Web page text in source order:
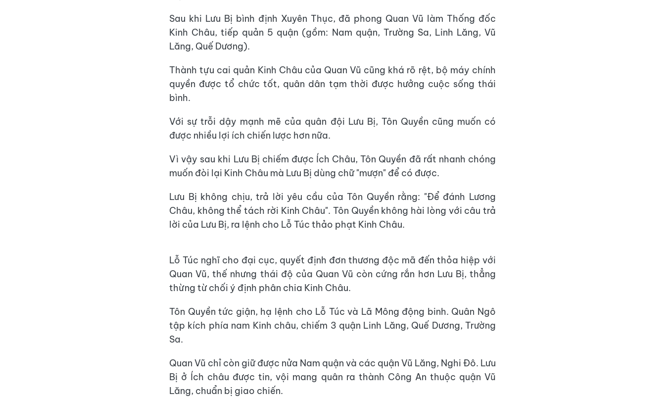
Sau khi Lưu Bị bình định Xuyên Thục, đã phong Quan Vũ làm Thống đốc
Kinh Châu, tiếp quản 5 quận (gồm: Nam quận, Trường Sa, Linh Lăng, Vũ
Lăng, Quế Dương).
Thành tựu cai quản Kinh Châu của Quan Vũ cũng khá rõ rệt, bộ máy chính
quyền được tổ chức tốt, quân dân tạm thời được hưởng cuộc sống thái
bình.
Với sự trỗi dậy mạnh mẽ của quân đội Lưu Bị, Tôn Quyền cũng muốn có
được nhiều lợi ích chiến lược hơn nữa.
Vì vậy sau khi Lưu Bị chiếm được Ích Châu, Tôn Quyền đã rất nhanh chóng
muốn đòi lại Kinh Châu mà Lưu Bị dùng chữ "mượn" để có được.
Lưu Bị không chịu, trả lời yêu cầu của Tôn Quyền rằng: "Để đánh Lương
Châu, không thể tách rời Kinh Châu". Tôn Quyền không hài lòng với câu trả
lời của Lưu Bị, ra lệnh cho Lỗ Túc thảo phạt Kinh Châu.
Lỗ Túc nghĩ cho đại cục, quyết định đơn thương độc mã đến thỏa hiệp với
Quan Vũ, thế nhưng thái độ của Quan Vũ còn cứng rắn hơn Lưu Bị, thẳng
thừng từ chối ý định phân chia Kinh Châu.
Tôn Quyền tức giận, hạ lệnh cho Lỗ Túc và Lã Mông động binh. Quân Ngô
tập kích phía nam Kinh châu, chiếm 3 quận Linh Lăng, Quế Dương, Trường
Sa.
Quan Vũ chỉ còn giữ được nửa Nam quận và các quận Vũ Lăng, Nghi Đô. Lưu
Bị ở Ích châu được tin, vội mang quân ra thành Công An thuộc quận Vũ
Lăng, chuẩn bị giao chiến.